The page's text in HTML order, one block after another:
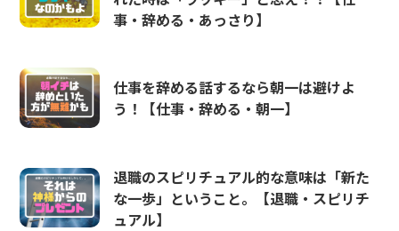
事・辞める・あっさり】
仕事を辞める話するなら朝一は避けよ
う！【仕事・辞める・朝一】
退職のスピリチュアル的な意味は「新た
な一歩」ということ。【退職・スピリチ
ュアル】